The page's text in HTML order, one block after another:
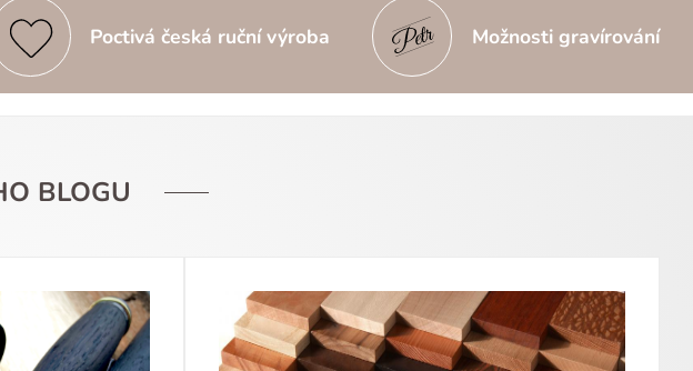
Poctivá česká ruční výroba Možnosti gravírování
BLOGU